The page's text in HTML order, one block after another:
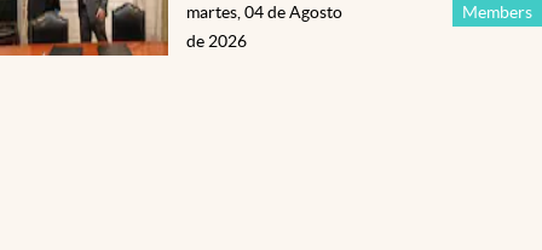
Members
martes, 04 de Agosto
de 2026